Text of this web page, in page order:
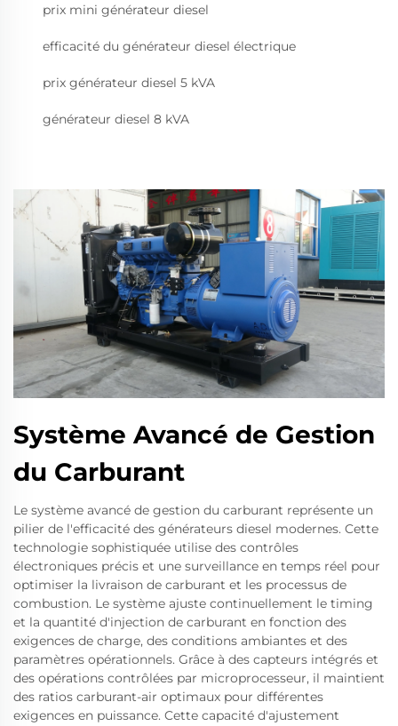
prix mini générateur diesel
efficacité du générateur diesel électrique
prix générateur diesel 5 kVA
générateur diesel 8 kVA
Système Avancé de Gestion
du Carburant
Le système avancé de gestion du carburant représente un
pilier de l'efficacité des générateurs diesel modernes. Cette
technologie sophistiquée utilise des contrôles
électroniques précis et une surveillance en temps réel pour
optimiser la livraison de carburant et les processus de
combustion. Le système ajuste continuellement le timing
et la quantité d'injection de carburant en fonction des
exigences de charge, des conditions ambiantes et des
paramètres opérationnels. Grâce à des capteurs intégrés et
des opérations contrôlées par microprocesseur, il maintient
des ratios carburant-air optimaux pour différentes
exigences en puissance. Cette capacité d'ajustement